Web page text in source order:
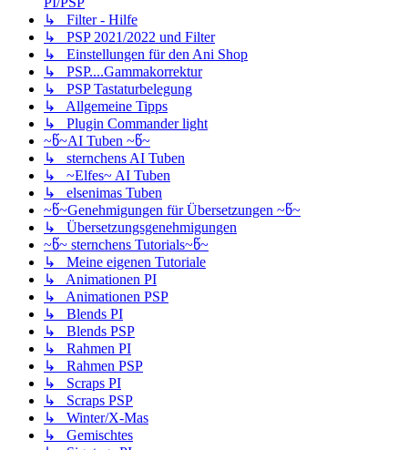
↳ Filter - Hilfe
↳ PSP 2021/2022 und Filter
↳ Einstellungen für den Ani Shop
↳ PSP....Gammakorrektur
↳ PSP Tastaturbelegung
↳ Allgemeine Tipps
↳ Plugin Commander light
~წ~AI Tuben ~წ~
↳ sternchens AI Tuben
↳ ~Elfes~ AI Tuben
↳ elsenimas Tuben
~წ~Genehmigungen für Übersetzungen ~წ~
↳ Übersetzungsgenehmigungen
~წ~ sternchens Tutorials~წ~
↳ Meine eigenen Tutoriale
↳ Animationen PI
↳ Animationen PSP
↳ Blends PI
↳ Blends PSP
↳ Rahmen PI
↳ Rahmen PSP
↳ Scraps PI
↳ Scraps PSP
↳ Winter/X-Mas
↳ Gemischtes